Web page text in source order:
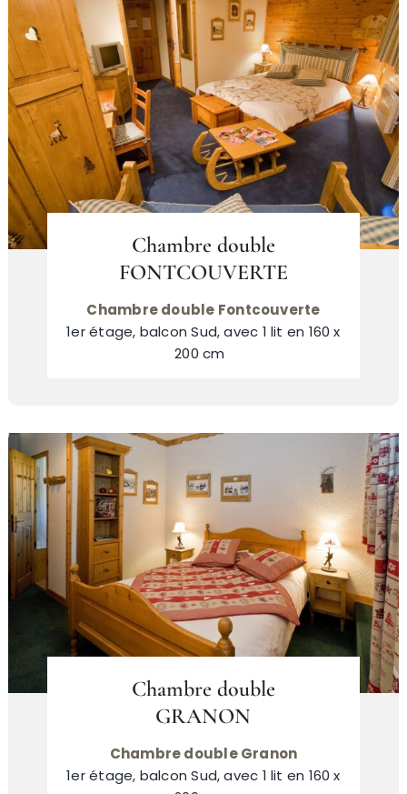
Chambre double
FONTCOUVERTE
Chambre double Fontcouverte
1er étage, balcon Sud, avec 1 lit en 160 x
200 cm
Chambre double
GRANON
Chambre double Granon
1er étage, balcon Sud, avec 1 lit en 160 x